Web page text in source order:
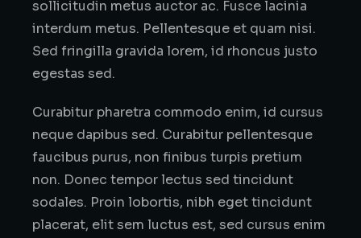
sollicitudin metus auctor ac. Fusce lacinia
interdum metus. Pellentesque et quam nisi.
Sed fringilla gravida lorem, id rhoncus justo
egestas sed.
Curabitur pharetra commodo enim, id cursus
neque dapibus sed. Curabitur pellentesque
faucibus purus, non finibus turpis pretium
non. Donec tempor lectus sed tincidunt
sodales. Proin lobortis, nibh eget tincidunt
placerat, elit sem luctus est, sed cursus enim